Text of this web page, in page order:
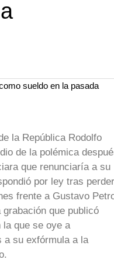
sueldo en la pasada
la República Rodolfo
de la polémica
que renunciaría a su
por ley tras perder
frente a Gustavo
que publicó
que se oye a
a su exfórmula a la